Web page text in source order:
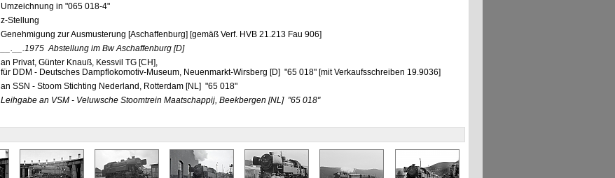
Umzeichnung in "065 018-4"
z-Stellung
Genehmigung zur Ausmusterung [Aschaffenburg] [gemäß Verf. HVB 21.213 Fau 906]
__.__.1975 Abstellung im Bw Aschaffenburg [D]
an Privat, Günter Knauß, Kessvil TG [CH],
für DDM - Deutsches Dampflokomotiv-Museum, Neuenmarkt-Wirsberg [D] "65 018" [mit Verkaufsschreiben 19.9036]
an SSN - Stoom Stichting Nederland, Rotterdam [NL] "65 018"
Leihgabe an VSM - Veluwsche Stoomtrein Maatschappij, Beekbergen [NL] "65 018"